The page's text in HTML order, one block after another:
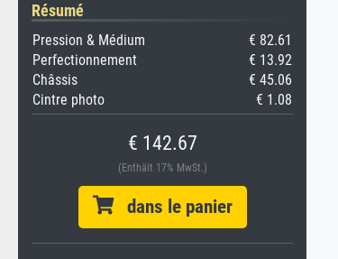
Résumé
Pression & Médium
€ 82.61
Perfectionnement
€ 13.92
Châssis
€ 45.06
Cintre photo
€ 1.08
€ 142.67
(Enthält 17% MwSt.)
dans le panier